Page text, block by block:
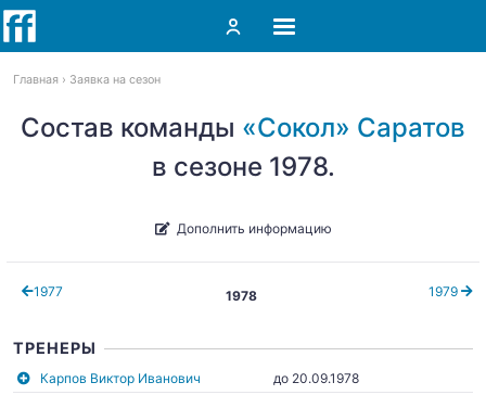
Главная Заявка на сезон
Состав команды «Сокол» Саратов
в сезоне 1978.
Дополнить информацию
1977 1979
1978
ТРЕНЕРЫ
Карпов Виктор Иванович
до 20.09.1978